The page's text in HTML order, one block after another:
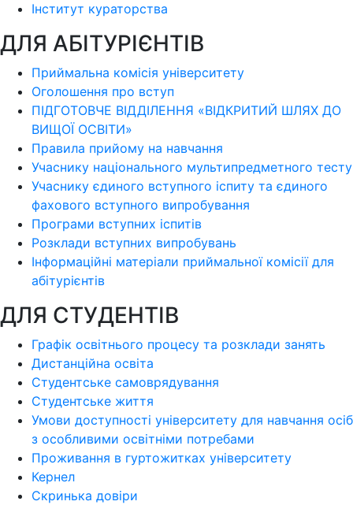
Інститут кураторства
ДЛЯ АБІТУРІЄНТІВ
Приймальна комісія університету
Оголошення про вступ
ПІДГОТОВЧЕ ВІДДІЛЕННЯ «ВІДКРИТИЙ ШЛЯХ ДО
ВИЩОЇ ОСВІТИ»
Правила прийому на навчання
Учаснику національного мультипредметного тесту
Учаснику єдиного вступного іспиту та єдиного
фахового вступного випробування
Програми вступних іспитів
Розклади вступних випробувань
Інформаційні матеріали приймальної комісії для
абітурієнтів
ДЛЯ СТУДЕНТІВ
Графік освітнього процесу та розклади занять
Дистанційна освіта
Студентське самоврядування
Студентське життя
Умови доступності університету для навчання осіб
з особливими освітніми потребами
Проживання в гуртожитках університету
Кернел
Скринька довіри